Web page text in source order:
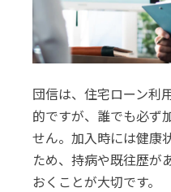
団信は、住宅ローン利
的ですが、誰でも必ず
せん。加入時には健康
ため、持病や既往歴が
おくことが大切です。